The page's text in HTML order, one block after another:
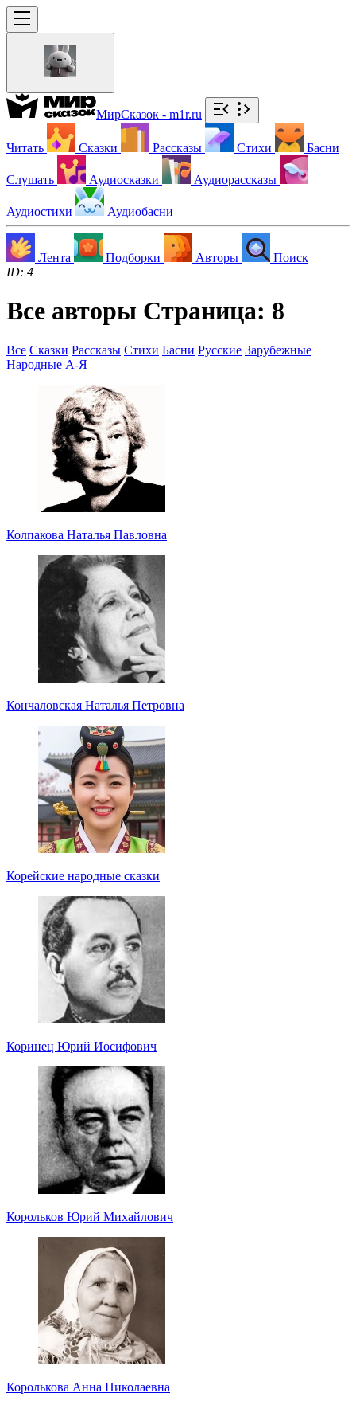
МирСказок - m1r.ru
Читать Сказки Рассказы Стихи Басни
Слушать Аудиосказки Аудиорассказы
Аудиостихи Аудиобасни
Лента Подборки Авторы
Поиск
ID: 4
Все авторы Страница: 8
Все Сказки Рассказы Стихи Басни Русские Зарубежные
Народные А-Я
Колпакова Наталья Павловна
Кончаловская Наталья Петровна
Корейские народные сказки
Коринец Юрий Иосифович
Корольков Юрий Михайлович
Королькова Анна Николаевна